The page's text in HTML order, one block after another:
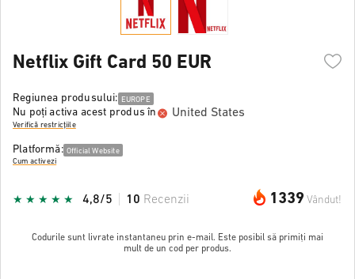
Netflix Gift Card 50 EUR
Regiunea produsului: EUROPE
Nu poți activa acest produs în United States
Verifică restricțiile
Platformă: Official Website
Cum activezi
1339 Vândut!
4,8/5 10 Recenzii
Codurile sunt livrate instantaneu prin e-mail. Este posibil să primiți mai
mult de un cod per produs.